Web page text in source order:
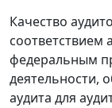
Качество
соответствием
федеральным
деятельности,
аудита для